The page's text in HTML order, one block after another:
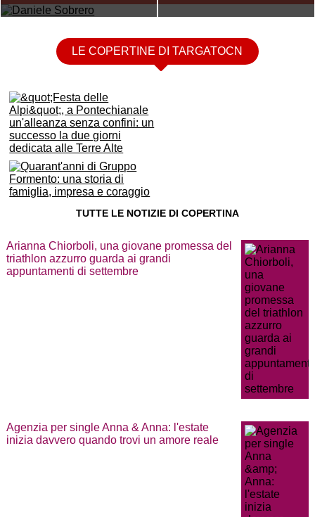
LE COPERTINE DI TARGATOCN
TUTTE LE NOTIZIE DI COPERTINA
Arianna Chiorboli, una giovane promessa del
triathlon azzurro guarda ai grandi
appuntamenti di settembre
Agenzia per single Anna & Anna: l'estate
inizia davvero quando trovi un amore reale